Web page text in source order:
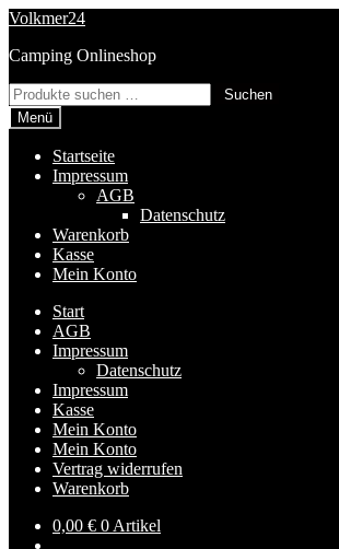
Zur
springen
Zum
springen
Volkmer24
Camping Onlineshop
Suchen
nach:
Suchen
Menü
Startseite
Impressum
AGB
Datenschutz
Warenkorb
Kasse
Mein Konto
Start
AGB
Impressum
Datenschutz
Impressum
Kasse
Mein Konto
Mein Konto
Vertrag widerrufen
Warenkorb
0,00 € 0 Artikel